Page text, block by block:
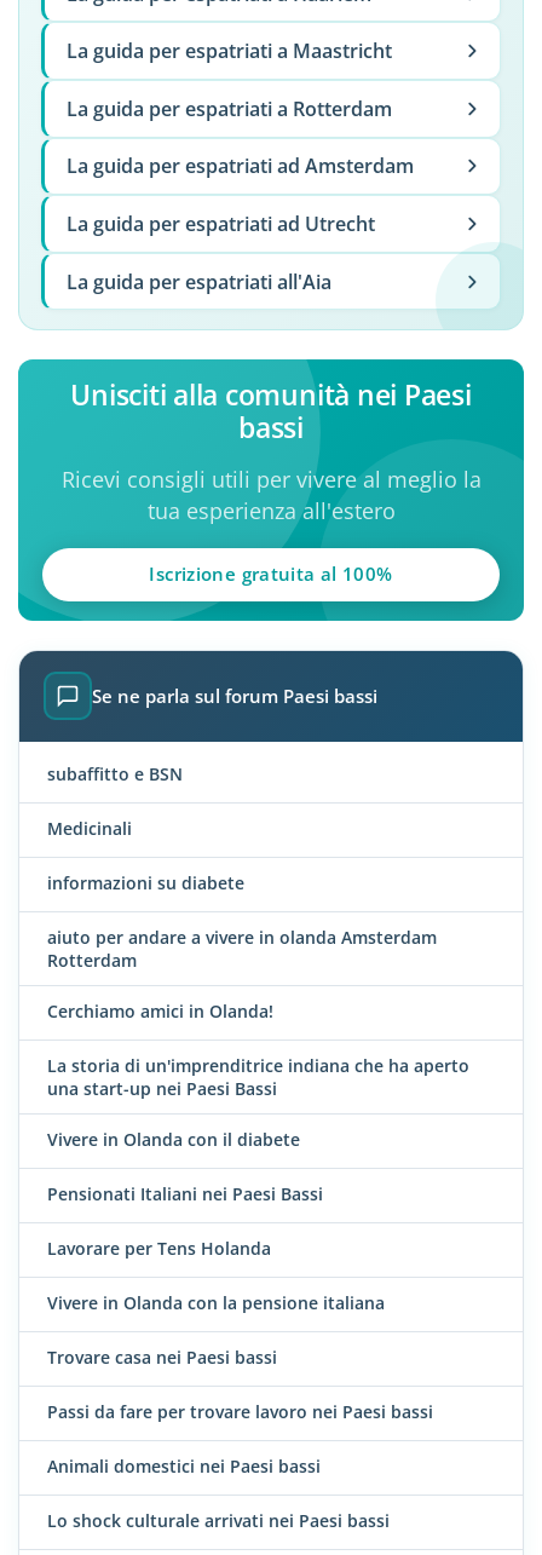
La guida per espatriati a Maastricht
La guida per espatriati a Rotterdam
La guida per espatriati ad Amsterdam
La guida per espatriati ad Utrecht
La guida per espatriati all'Aia
Unisciti alla comunità nei Paesi
bassi
Ricevi consigli utili per vivere al meglio la
tua esperienza all'estero
Iscrizione gratuita al 100%
Se ne parla sul forum Paesi bassi
subaffitto e BSN
Medicinali
informazioni su diabete
aiuto per andare a vivere in olanda Amsterdam
Rotterdam
Cerchiamo amici in Olanda!
La storia di un'imprenditrice indiana che ha aperto
una start-up nei Paesi Bassi
Vivere in Olanda con il diabete
Pensionati Italiani nei Paesi Bassi
Lavorare per Tens Holanda
Vivere in Olanda con la pensione italiana
Trovare casa nei Paesi bassi
Passi da fare per trovare lavoro nei Paesi bassi
Animali domestici nei Paesi bassi
Lo shock culturale arrivati nei Paesi bassi